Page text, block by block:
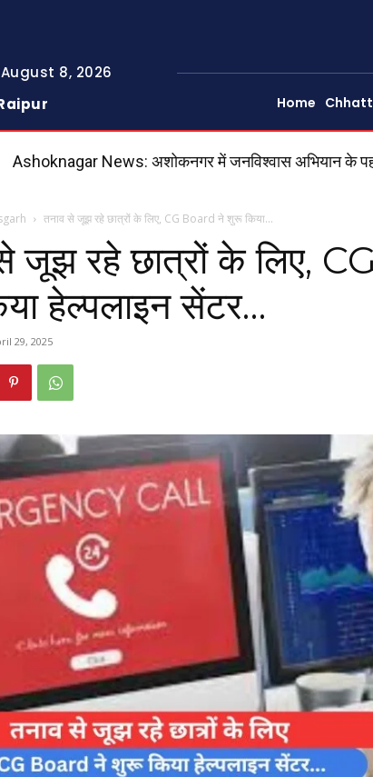
8, 2026
Home
Ashoknagar News: अशोकनगर में जनविश्वास अभियान के
तनाव से जूझ रहे छात्रों के लिए, CG Board ने शुरू किया...
जूझ रहे छात्रों के लिए,
हेल्पलाइन सेंटर…
29, 2025